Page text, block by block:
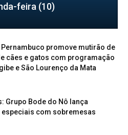
feira (10)
Pernambuco promove mutirão de
cães e gatos com programação
e São Lourenço da Mata
Grupo Bode do Nô lança
com sobremesas